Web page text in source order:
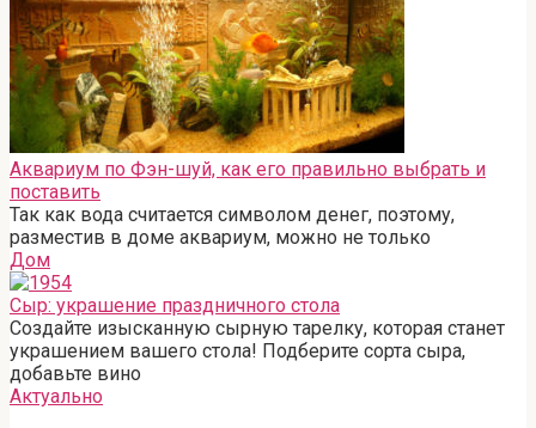
Аквариум по Фэн-шуй, как его правильно выбрать и
поставить
Так как вода считается символом денег, поэтому,
разместив в доме аквариум, можно не только
Дом
Сыр: украшение праздничного стола
Создайте изысканную сырную тарелку, которая станет
украшением вашего стола! Подберите сорта сыра,
добавьте вино
Актуально